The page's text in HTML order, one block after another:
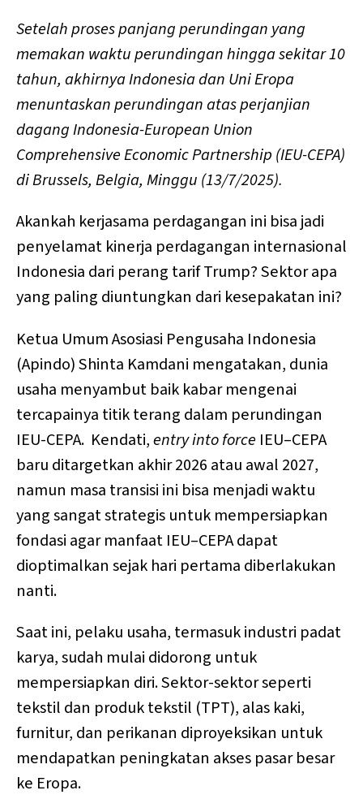
Setelah proses panjang perundingan yang
memakan waktu perundingan hingga sekitar 10
tahun, akhirnya Indonesia dan Uni Eropa
menuntaskan perundingan atas perjanjian
dagang Indonesia-European Union
Comprehensive Economic Partnership (IEU-CEPA)
di Brussels, Belgia, Minggu (13/7/2025).
Akankah kerjasama perdagangan ini bisa jadi
penyelamat kinerja perdagangan internasional
Indonesia dari perang tarif Trump? Sektor apa
yang paling diuntungkan dari kesepakatan ini?
Ketua Umum Asosiasi Pengusaha Indonesia
(Apindo) Shinta Kamdani mengatakan, dunia
usaha menyambut baik kabar mengenai
tercapainya titik terang dalam perundingan
IEU-CEPA. Kendati,entry into force IEU–CEPA
baru ditargetkan akhir 2026 atau awal 2027,
namun masa transisi ini bisa menjadi waktu
yang sangat strategis untuk mempersiapkan
fondasi agar manfaat IEU–CEPA dapat
dioptimalkan sejak hari pertama diberlakukan
nanti.
Saat ini, pelaku usaha, termasuk industri padat
karya, sudah mulai didorong untuk
mempersiapkan diri. Sektor-sektor seperti
tekstil dan produk tekstil (TPT), alas kaki,
furnitur, dan perikanan diproyeksikan untuk
mendapatkan peningkatan akses pasar besar
ke Eropa.